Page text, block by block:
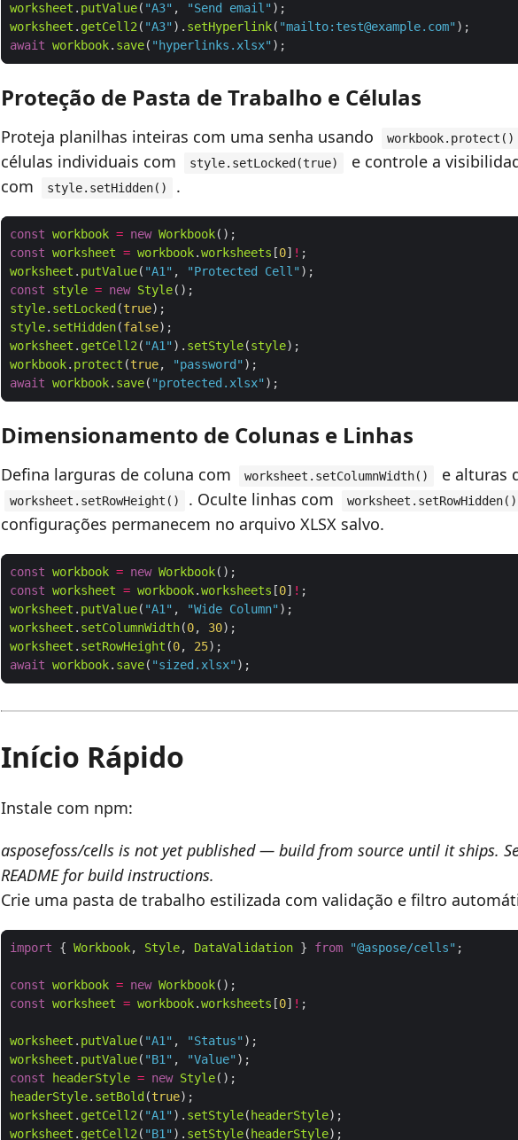
worksheet . putValue( "A3" , "Send email"
worksheet . getCell2 ( "A3" ). setHyperlink( "mailto:test@example.com"
await workbook. save( "hyperlinks.xlsx"
Proteção de Pasta de Trabalho e Células
Proteja planilhas inteiras com uma senha usando workbook.protect()
células individuais com style.setLocked(true)
e controle a
com
style.setHidden() .
const workbook = new Workbook
const worksheet = workbook.worksheets [0] !
worksheet . putValue( "A1" , "Protected Cell"
const
style = new Style
style. setLocked (true
style. setHidden(false
worksheet . getCell2 ( "A1" ). setStyle(style
workbook. protect (true, "password"
await workbook. save( "protected.xlsx"
Dimensionamento de Colunas e Linhas
Defina larguras de coluna com worksheet.setColumnWidth() e alturas
worksheet.setRowHeight() . Oculte linhas com worksheet.setRowHidden()
configurações permanecem no arquivo XLSX salvo.
const workbook = new Workbook
const worksheet = workbook.worksheets [0] !
worksheet . putValue( "A1" , "Wide Column"
worksheet . setColumnWidth(0, 30
worksheet . setRowHeight (0, 25
await workbook. save( "sized.xlsx"
Início Rápido
Instale com npm:
asposefoss/cells is not yet published — build from source until it ships.
README for build instructions.
Crie uma pasta de trabalho estilizada com validação e filtro
import { Workbook, Style, DataValidation } from "@aspose/cells"
const workbook = new Workbook
const worksheet = workbook.worksheets [0] !
worksheet . putValue( "A1" , "Status"
worksheet . putValue( "B1" , "Value"
const
headerStyle = new Style
headerStyle. setBold (true
worksheet . getCell2 ( "A1" ). setStyle( headerStyle
worksheet . getCell2 ( "B1" ). setStyle( headerStyle